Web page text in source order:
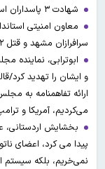
شهادت ۳ ‌پاسداران استان زنجان در حمله موشکی آمریکا
معاون امنیتی
سرافرازان مشهد و قتل ۲نفر را تایید کرد
و ایشان را تهدید کرد/
ارائه تفاهمنامه به
می‌کردیم، آمریکا و
بخشایش
پیدا می کرد، اعضای
نمی‌خریم، بلکه سیستم